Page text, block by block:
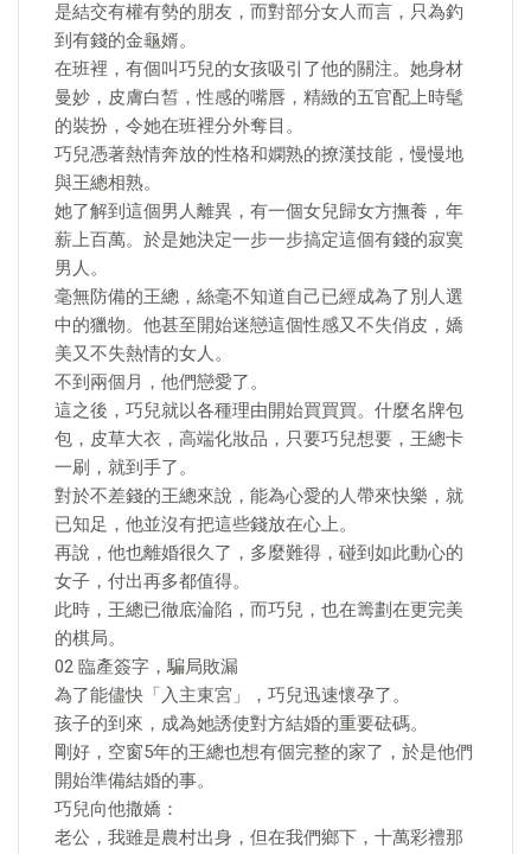
是結交有權有勢的朋友，而對部分女人而言，只為釣
到有錢的金龜婿。
在班裡，有個叫巧兒的女孩吸引了他的關注。她身材
曼妙，皮膚白皙，性感的嘴唇，精緻的五官配上時髦
的裝扮，令她在班裡分外奪目。
巧兒憑著熱情奔放的性格和嫻熟的撩漢技能，慢慢地
與王總相熟。
她了解到這個男人離異，有一個女兒歸女方撫養，年
薪上百萬。於是她決定一步一步搞定這個有錢的寂寞
男人。
毫無防備的王總，絲毫不知道自己已經成為了別人選
中的獵物。他甚至開始迷戀這個性感又不失俏皮，嬌
美又不失熱情的女人。
不到兩個月，他們戀愛了。
這之後，巧兒就以各種理由開始買買買。什麼名牌包
包，皮草大衣，高端化妝品，只要巧兒想要，王總卡
一刷，就到手了。
對於不差錢的王總來說，能為心愛的人帶來快樂，就
已知足，他並沒有把這些錢放在心上。
再說，他也離婚很久了，多麼難得，碰到如此動心的
女子，付出再多都值得。
此時，王總已徹底淪陷，而巧兒，也在籌劃在更完美
的棋局。
02 臨產簽字，騙局敗漏
為了能儘快「入主東宮」，巧兒迅速懷孕了。
孩子的到來，成為她誘使對方結婚的重要砝碼。
剛好，空窗5年的王總也想有個完整的家了，於是他們
開始準備結婚的事。
巧兒向他撒嬌：
老公，我雖是農村出身，但在我們鄉下，十萬彩禮那